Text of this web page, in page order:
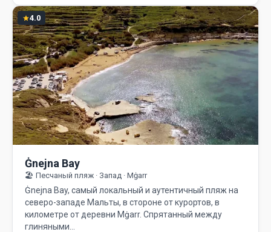
4.0
Ġnejna Bay
🏖️ Песчаный пляж · Запад · Mġarr
Ġnejna Bay, самый локальный и аутентичный пляж на
северо-западе Мальты, в стороне от курортов, в
километре от деревни Mġarr. Спрятанный между
глиняными…